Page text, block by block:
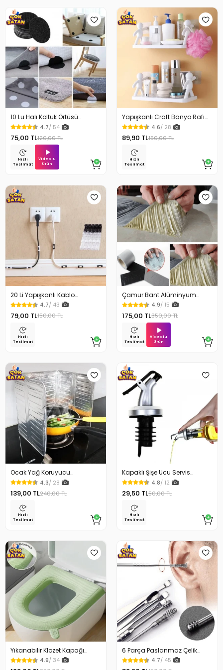
10 Lu Halı Koltuk Örtüsü
Kaydırmaz Cırtlı Pad
4.7/ 54
75,00 TL120,00 TL
Hızlı
Teslimat
Videolu
Ürün
Yapışkanlı Craft Banyo Rafı
Organizer 1 Adet
4.6/ 28
89,90 TL150,00 TL
Hızlı
Teslimat
20 Li Yapışkanlı Kablo
Sabitleyici Şeffaf Klips
4.7/ 43
79,00 TL150,00 TL
Hızlı
Teslimat
Çamur Bant Alüminyum
İzolasyon Tamir Bandı 5 Mt
4.9/ 15
175,00 TL350,00 TL
Hızlı
Teslimat
Videolu
Ürün
Ocak Yağ Koruyucu
Alüminyum Levha 32.5 x 84
Cm
4.3/ 28
139,00 TL240,00 TL
Hızlı
Teslimat
Kapaklı Şişe Ucu Servis
Aparatı Yağdanlık Tıpa
4.8/ 12
29,50 TL50,00 TL
Hızlı
Teslimat
Yıkanabilir Klozet Kapağı
Süngeri Su Geçirmez
4.9/ 34
6 Parça Paslanmaz Çelik
Kulak Temizleme Seti
4.7/ 45